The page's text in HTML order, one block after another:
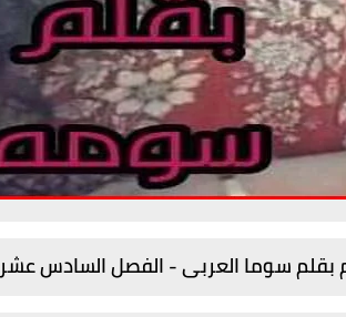
سوما العربى - الفصل السادس عشر